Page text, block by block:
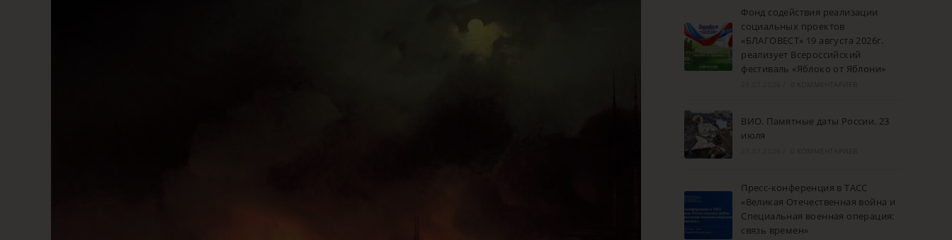
Фонд содействия реализации
социальных проектов
«БЛАГОВЕСТ» 19 августа 2026г.
реализует Всероссийский
фестиваль «Яблоко от Яблони»
ВИО. Памятные даты России. 23
июля
Пресс-конференция в ТАСС
«Великая Отечественная война и
Специальная военная операция:
связь времен»